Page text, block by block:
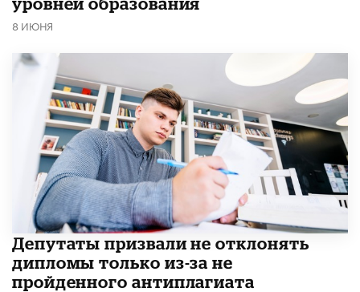
8 ИЮНЯ
Депутаты призвали не отклонять
дипломы только из-за не
пройденного антиплагиата